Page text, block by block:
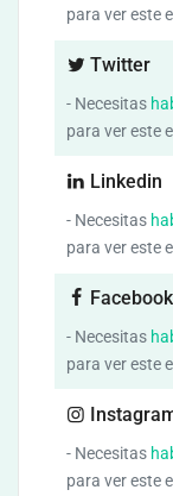
para ver este
Twitter
- Necesitas
para ver este
Linkedin
- Necesitas
para ver este
Facebook
- Necesitas
para ver este
- Necesitas
para ver este